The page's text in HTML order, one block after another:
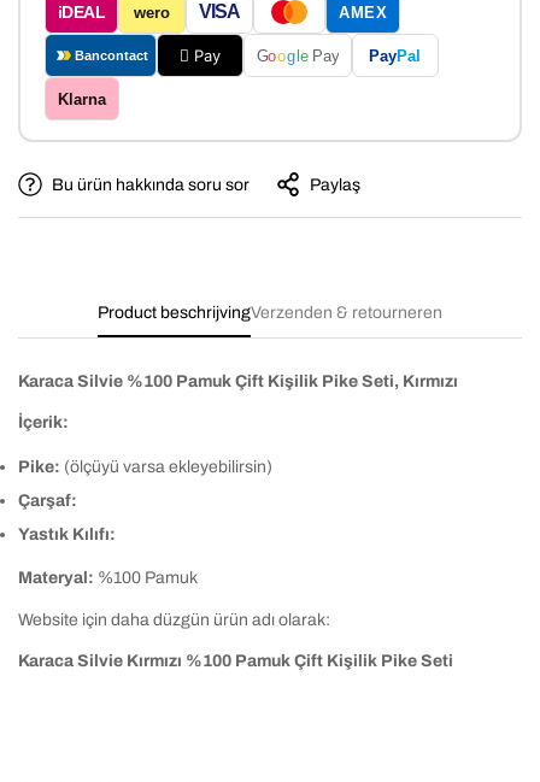
iDEAL wero VISA AMEX
Bancontact  Pay Goog le Pay PayPal
Klarna
Bu ürün hakkında soru sor Paylaş
Product beschrijvingVerzenden & retourneren
Karaca Silvie %100 Pamuk Çift Kişilik Pike Seti, Kırmızı
İçerik:
Pike: (ölçüyü varsa ekleyebilirsin)
Çarşaf:
Yastık Kılıfı:
Materyal: %100 Pamuk
Website için daha düzgün ürün adı olarak:
Karaca Silvie Kırmızı %100 Pamuk Çift Kişilik Pike Seti